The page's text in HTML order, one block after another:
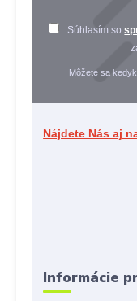
Súhlasím so
Môžete sa
Nájdete Nás aj
Informácie